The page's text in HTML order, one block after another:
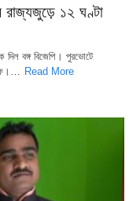
রাজ্যজুড়ে ১২ ঘণ্টা
দিল বঙ্গ বিজেপি। পুরভোটে
Read More